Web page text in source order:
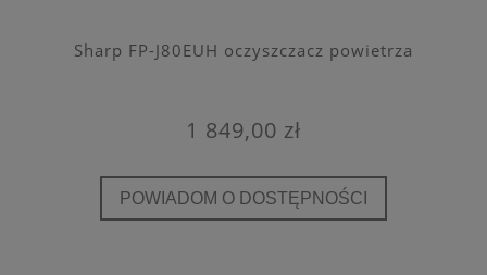
Sharp FP-J80EUH oczyszczacz powietrza
1 849,00 zł
POWIADOM O DOSTĘPNOŚCI